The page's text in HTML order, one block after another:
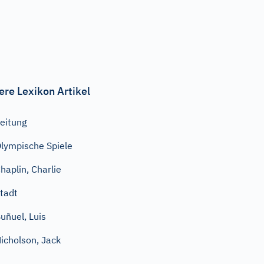
Lexikon Artikel
Spiele
Charlie
Luis
Jack